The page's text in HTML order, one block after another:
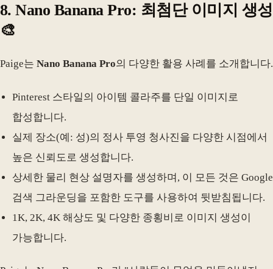
8. Nano Banana Pro: 최첨단 이미지 생성
🎨
Paige는 Nano Banana Pro의 다양한 활용 사례를 소개합니다.
Pinterest 스타일의 아이템 콜라주를 단일 이미지로
합성합니다.
실제 장소(예: 성)의 정사 투영 청사진을 다양한 시점에서
높은 신뢰도로 생성합니다.
상세한 물리 현상 설명자를 생성하며, 이 모든 것은 Google
검색 그라운딩을 포함한 도구를 사용하여 뒷받침됩니다.
1K, 2K, 4K 해상도 및 다양한 종횡비로 이미지 생성이
가능합니다.